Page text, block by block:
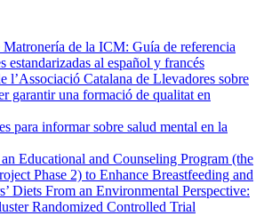
de la ICM: Guía de referencia
estandarizadas al español y francés
l’Associació Catalana de Llevadores sobre
garantir una formació de qualitat en
para informar sobre salud mental en la
Educational and Counseling Program (the
Phase 2) to Enhance Breastfeeding and
Diets From an Environmental Perspective:
Randomized Controlled Trial